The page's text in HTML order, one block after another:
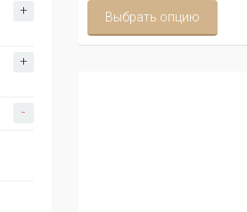
+
+
-
Выбрать опцию